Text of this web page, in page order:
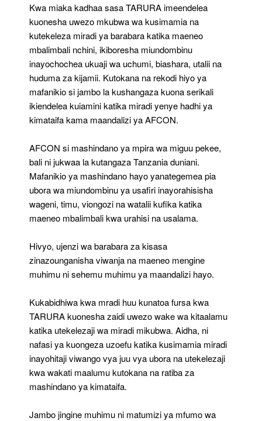
Kwa miaka kadhaa sasa TARURA imeendelea
kuonesha uwezo mkubwa wa kusimamia na
kutekeleza miradi ya barabara katika maeneo
mbalimbali nchini, ikiboresha miundombinu
inayochochea ukuaji wa uchumi, biashara, utalii na
huduma za kijamii. Kutokana na rekodi hiyo ya
mafanikio si jambo la kushangaza kuona serikali
ikiendelea kuiamini katika miradi yenye hadhi ya
kimataifa kama maandalizi ya AFCON.
AFCON si mashindano ya mpira wa miguu pekee,
bali ni jukwaa la kutangaza Tanzania duniani.
Mafanikio ya mashindano hayo yanategemea pia
ubora wa miundombinu ya usafiri inayorahisisha
wageni, timu, viongozi na watalii kufika katika
maeneo mbalimbali kwa urahisi na usalama.
Hivyo, ujenzi wa barabara za kisasa
zinazounganisha viwanja na maeneo mengine
muhimu ni sehemu muhimu ya maandalizi hayo.
Kukabidhiwa kwa mradi huu kunatoa fursa kwa
TARURA kuonesha zaidi uwezo wake wa kitaalamu
katika utekelezaji wa miradi mikubwa. Aidha, ni
nafasi ya kuongeza uzoefu katika kusimamia miradi
inayohitaji viwango vya juu vya ubora na utekelezaji
kwa wakati maalumu kutokana na ratiba za
mashindano ya kimataifa.
Jambo jingine muhimu ni matumizi ya mfumo wa